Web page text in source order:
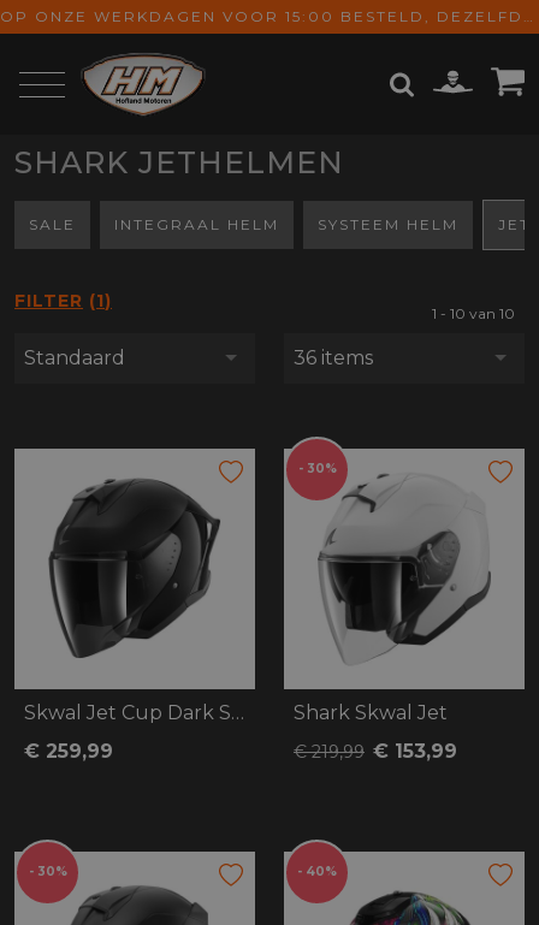
OP ONZE WERKDAGEN VOOR 15:00 BESTELD, DEZELFDE DAG VERZONDEN! GRATIS VERZENDING VANAF € 65,-
SHARK JETHELMEN
SALE INTEGRAAL HELM SYSTEEM HELM
FILTER 1
Standaard
1 - 10 van 10
36 items
Skwal Jet Cup Dark Shadow Dual
€ 259,99
- 30%
Shark Skwal Jet
€ 219,99 € 153,99
- 30% - 40%